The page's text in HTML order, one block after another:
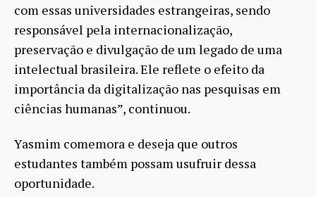
com essas universidades estrangeiras, sendo
responsável pela internacionalização,
preservação e divulgação de um legado de uma
intelectual brasileira. Ele reflete o efeito da
importância da digitalização nas pesquisas em
ciências humanas”, continuou.
Yasmim comemora e deseja que outros
estudantes também possam usufruir dessa
oportunidade.